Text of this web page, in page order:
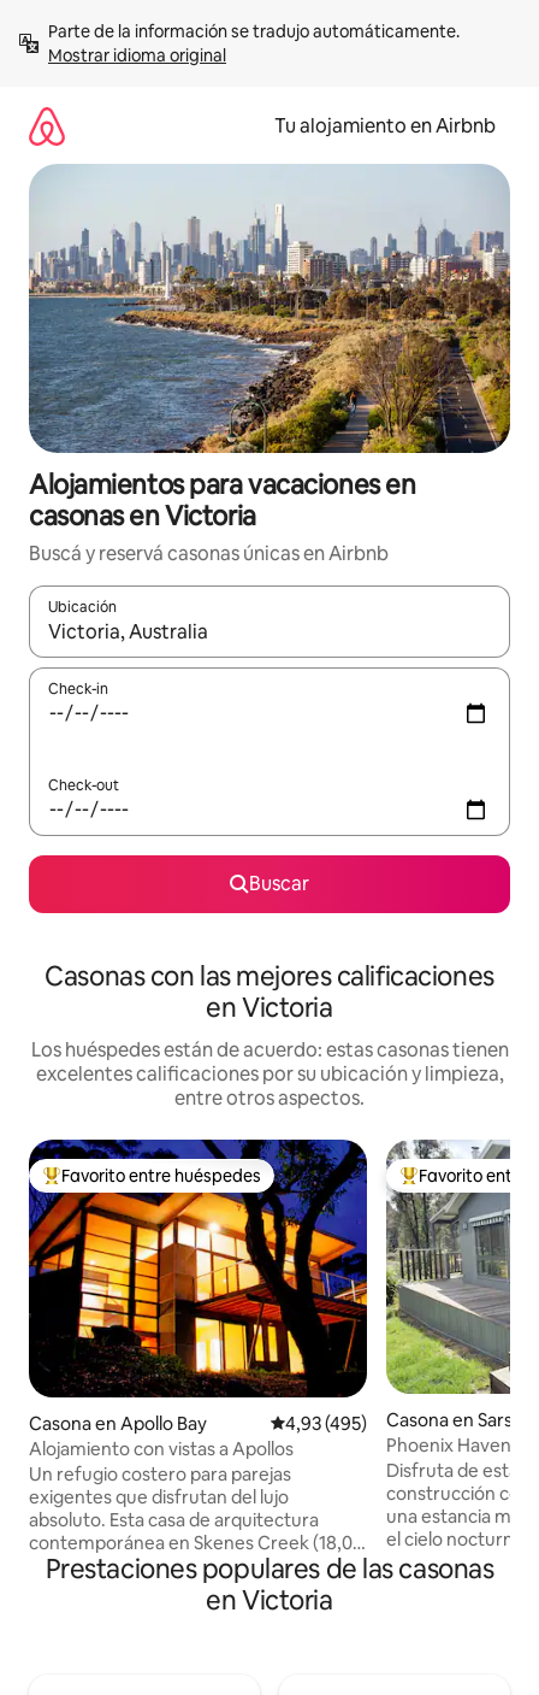
contenidoMostrar idioma original
Tu alojamiento en Airbnb
Alojamientos para vacaciones en
casonas en Victoria
Buscá y reservá casonas únicas en Airbnb
Ubicación
Cuando los resultados estén disponibles, navegá con las
Check-in
Check-out
Buscar
Casonas con las mejores calificaciones
en Victoria
Los huéspedes están de acuerdo: estas casonas tienen
excelentes calificaciones por su ubicación y limpieza,
entre otros aspectos.
Favorito entre los huéspedes más destacados
Favorito entre huéspedes
Casona en Apollo Bay Calificación promedio: 4,93 de
4,93 (495)
Alojamiento con vistas a Apollos
Un refugio costero para parejas
exigentes que disfrutan del lujo
absoluto. Esta casa de arquitectura
contemporánea en Skenes Creek (18,00
metros cuadrados) tiene: * Amplias
zonas de entretenimiento y estar en el
interior y exterior. * Impresionantes
Favorito entre
Favorito entre
Casona en
Phoenix Haven.
con dos
Disfruta de esta
construcción con
una estancia
el cielo nocturno
baño de
entorno de «cielo
Prestaciones populares de las casonas
en Victoria